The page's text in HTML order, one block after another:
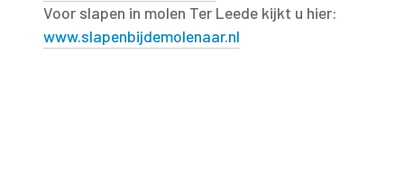
Voor slapen in molen Ter Leede kijkt u hier:
www.slapenbijdemolenaar.nl